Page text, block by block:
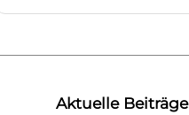
Aktuelle Beiträge